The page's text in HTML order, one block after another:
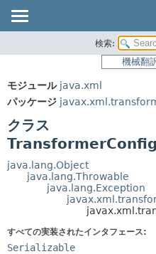
パッケージ
使用
プレビュー
索引
検索:
機械翻
モジュール java.xml
パッケージ
クラス
java.lang.Object
java.lang.Throwable
java.lang.Exception
すべての実装されたインタフェース:
Serializable